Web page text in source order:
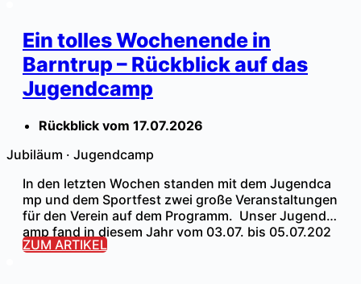
eispokal (05.09.) und Start der Ligaspiele (12.09.).
Die Sommerpause ist beendet! […]
Ein tolles Wochenende in
Barntrup – Rückblick auf das
Jugendcamp
Rückblick vom 17.07.2026
Jubiläum · Jugendcamp
In den letzten Wochen standen mit dem Jugendca
mp und dem Sportfest zwei große Veranstaltungen
für den Verein auf dem Programm. Unser Jugendc
amp fand in diesem Jahr vom 03.07. bis 05.07.202
6 im Waldstadion Barntrup statt und war mit 98 Teil
ZUM ARTIKEL